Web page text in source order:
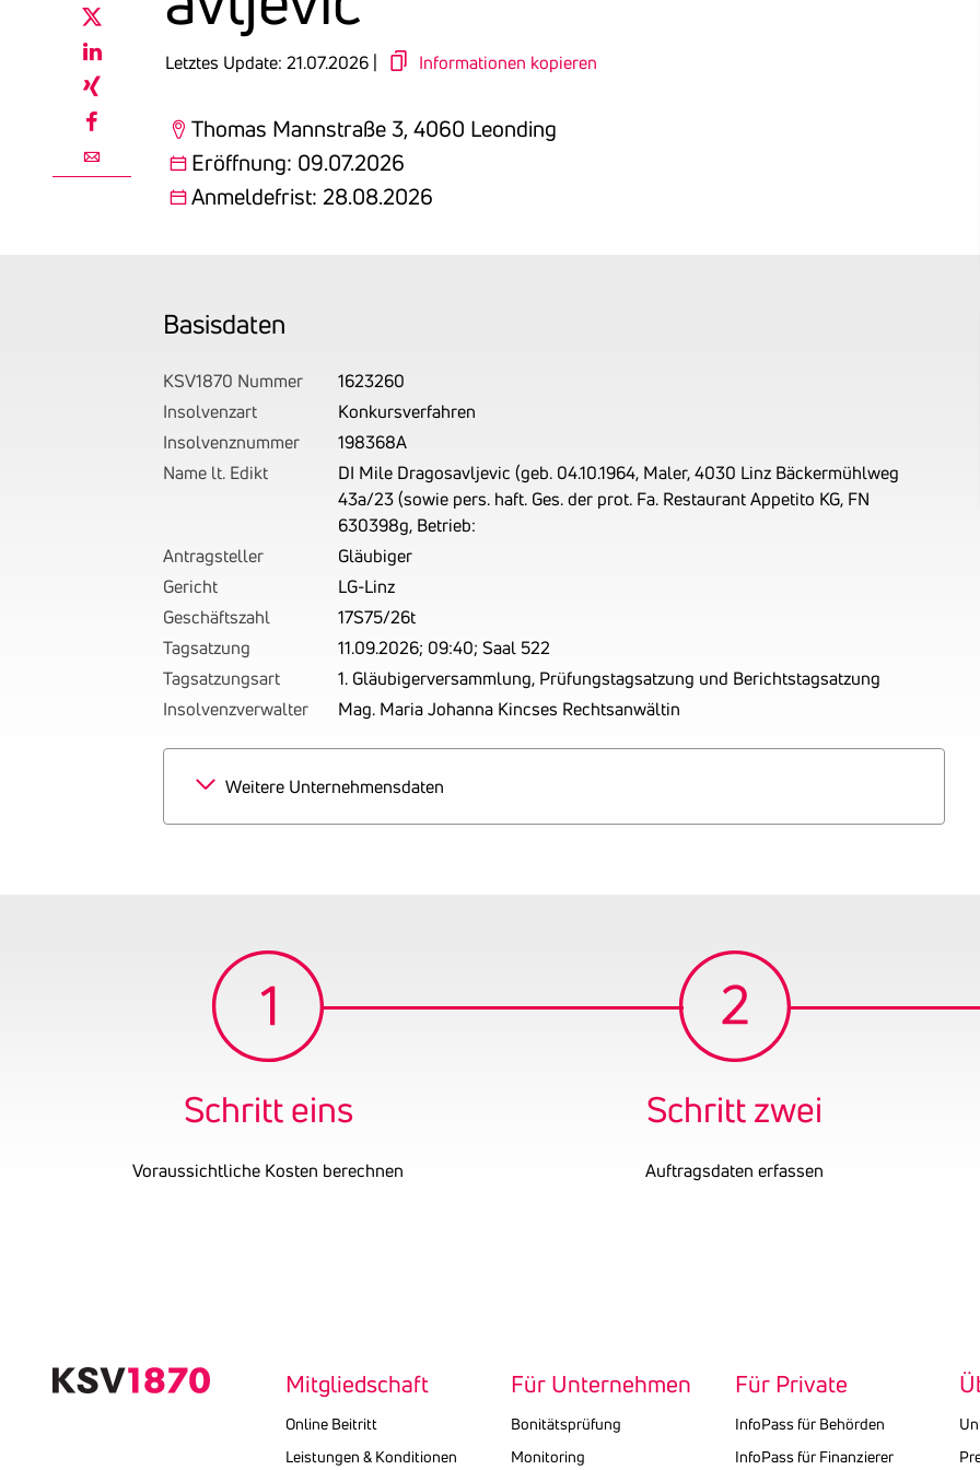
email
Letztes Update: 21.07.2026 | Informationen kopieren
Thomas Mannstraße 3, 4060 Leonding
Eröffnung: 09.07.2026
Anmeldefrist: 28.08.2026
Basis­daten
KSV1870 Nummer
1623260
Insolvenzart
Konkursverfahren
Insolvenznummer
198368A
Name lt. Edikt
DI Mile Dragosavljevic (geb. 04.10.1964, Maler, 4030 Linz Bäckermühlweg
43a/23 (sowie pers. haft. Ges. der prot. Fa. Restaurant Appetito KG, FN
630398g, Betrieb:
Antragsteller
Gläubiger
Gericht
LG-Linz
Geschäftszahl
17S75/26t
Tagsatzung
11.09.2026; 09:40; Saal 522
Tagsatzungsart
1. Gläubigerversammlung, Prüfungstagsatzung und Berichtstagsatzung
Insolvenzverwalter
Mag. Maria Johanna Kincses Rechtsanwältin
Weitere Unternehmensdaten
Schritt eins
Voraussichtliche Kosten berechnen
Schritt zwei
Auftragsdaten erfassen
Mitgliedschaft
Online Beitritt
Leistungen & Konditionen
Für Unternehmen
Bonitätsprüfung
Monitoring
Für Private
InfoPass für Behörden
InfoPass für Finanzierer